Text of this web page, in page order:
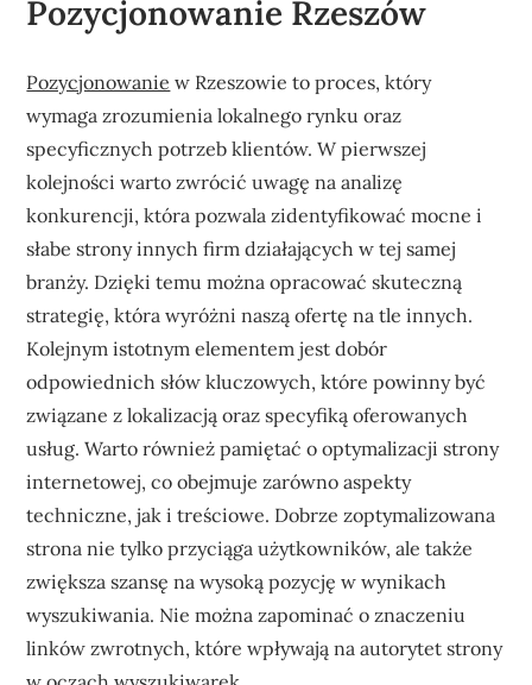
Pozycjonowanie Rzeszów
Pozycjonowanie w Rzeszowie to proces, który
wymaga zrozumienia lokalnego rynku oraz
specyficznych potrzeb klientów. W pierwszej
kolejności warto zwrócić uwagę na analizę
konkurencji, która pozwala zidentyfikować mocne i
słabe strony innych firm działających w tej samej
branży. Dzięki temu można opracować skuteczną
strategię, która wyróżni naszą ofertę na tle innych.
Kolejnym istotnym elementem jest dobór
odpowiednich słów kluczowych, które powinny być
związane z lokalizacją oraz specyfiką oferowanych
usług. Warto również pamiętać o optymalizacji strony
internetowej, co obejmuje zarówno aspekty
techniczne, jak i treściowe. Dobrze zoptymalizowana
strona nie tylko przyciąga użytkowników, ale także
zwiększa szansę na wysoką pozycję w wynikach
wyszukiwania. Nie można zapominać o znaczeniu
linków zwrotnych, które wpływają na autorytet strony